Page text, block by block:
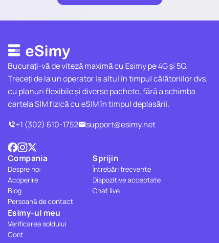
Bucurați-vă de viteză maximă cu Esimy pe 4G și 5G.
Treceți de la un operator la altul în timpul călătoriilor dvs.
cu planuri flexibile și diverse pachete, fără a schimba
cartela SIM fizică cu eSIM în timpul deplasării.
+1 (302) 610-1752
support@esimy.net
Compania
Despre noi
Acoperire
Blog
Persoană de contact
Sprijin
Întrebări frecvente
Dispozitive acceptate
Chat live
Esimy-ul meu
Verificarea soldului
Cont